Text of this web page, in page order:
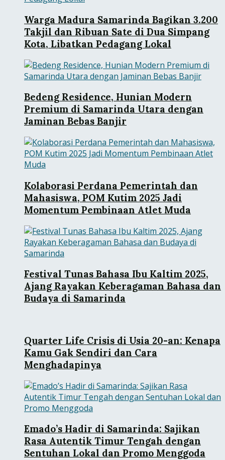
Warga Madura Samarinda Bagikan 3.200
Takjil dan Ribuan Sate di Dua Simpang
Kota, Libatkan Pedagang Lokal
Bedeng Residence, Hunian Modern
Premium di Samarinda Utara dengan
Jaminan Bebas Banjir
Kolaborasi Perdana Pemerintah dan
Mahasiswa, POM Kutim 2025 Jadi
Momentum Pembinaan Atlet Muda
Festival Tunas Bahasa Ibu Kaltim 2025,
Ajang Rayakan Keberagaman Bahasa dan
Budaya di Samarinda
Quarter Life Crisis di Usia 20-an: Kenapa
Kamu Gak Sendiri dan Cara
Menghadapinya
Emado’s Hadir di Samarinda: Sajikan
Rasa Autentik Timur Tengah dengan
Sentuhan Lokal dan Promo Menggoda